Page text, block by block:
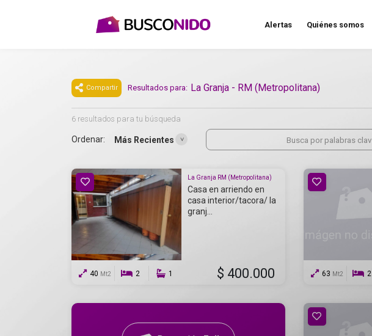
Alertas Quiénes somos
Compartir Resultados para: La Granja - RM (Metropolitana)
6 resultados para tu búsqueda
Ordenar: Más Recientes
La Granja RM (Metropolitana)
Casa en arriendo en
casa interior/tacora/ la
granj...
40 Mt2 2 1 $ 400.000 63 Mt2 2